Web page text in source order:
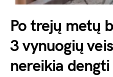
Po trejų metų
3 vynuogių
nereikia